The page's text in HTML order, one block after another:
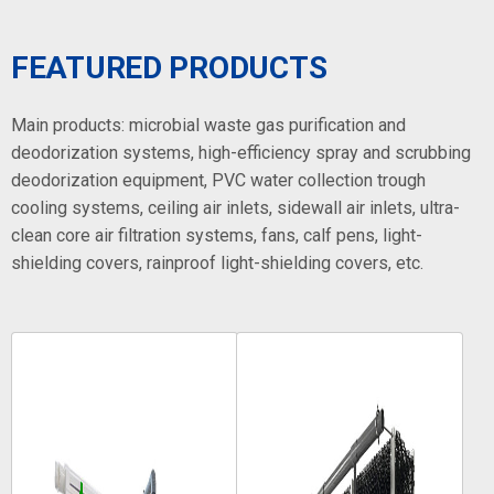
FEATURED PRODUCTS
Main products: microbial waste gas purification and
deodorization systems, high-efficiency spray and scrubbing
deodorization equipment, PVC water collection trough
cooling systems, ceiling air inlets, sidewall air inlets, ultra-
clean core air filtration systems, fans, calf pens, light-
shielding covers, rainproof light-shielding covers, etc.